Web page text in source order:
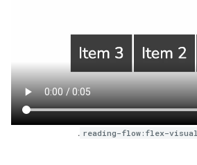
reading-flow:flex-visual
.